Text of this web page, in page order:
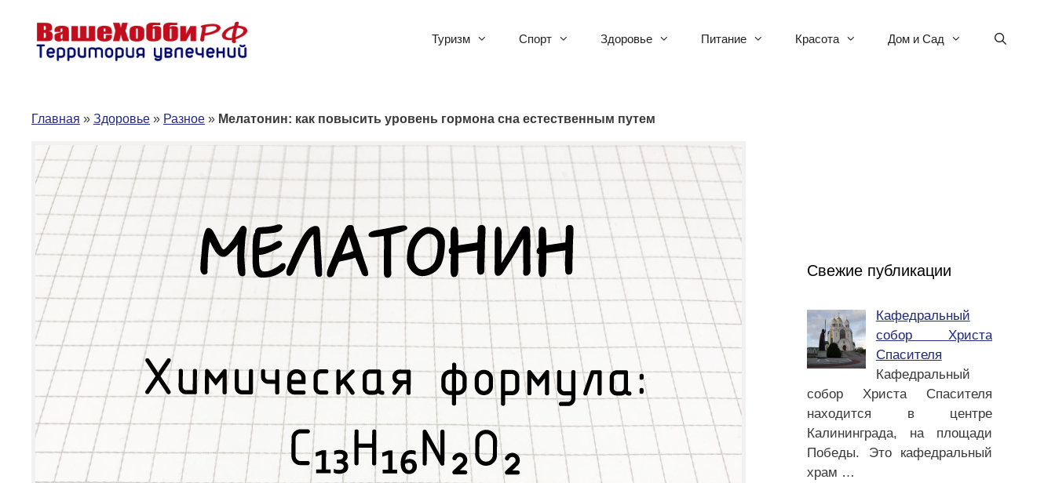
содержимому
Туризм Спорт Здоровье Питание Красота Дом и Сад
Главная » Здоровье » Разное » Мелатонин: как повысить уровень гормона сна естественным путем
Свежие публикации
Кафедральный
собор Христа
Спасителя
Кафедральный
собор Христа Спасителя
находится в центре
Калининграда, на площади
Победы. Это кафедральный
храм …